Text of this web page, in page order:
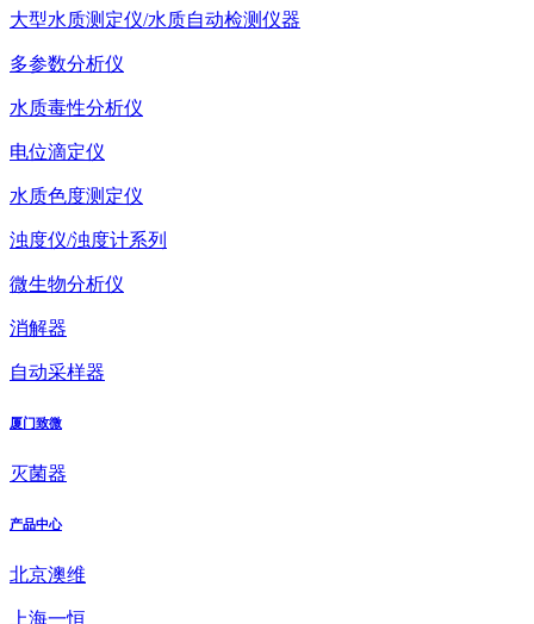
大型水质测定仪/水质自动检测仪器
多参数分析仪
水质毒性分析仪
电位滴定仪
水质色度测定仪
浊度仪/浊度计系列
微生物分析仪
消解器
自动采样器
厦门致微
灭菌器
产品中心
北京澳维
上海一恒